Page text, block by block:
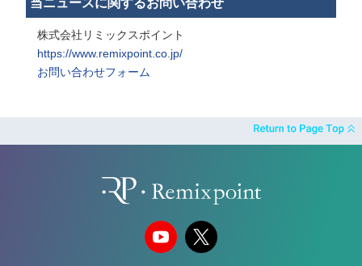
株式会社リミックスポイント
https://www.remixpoint.co.jp/
お問い合わせフォーム